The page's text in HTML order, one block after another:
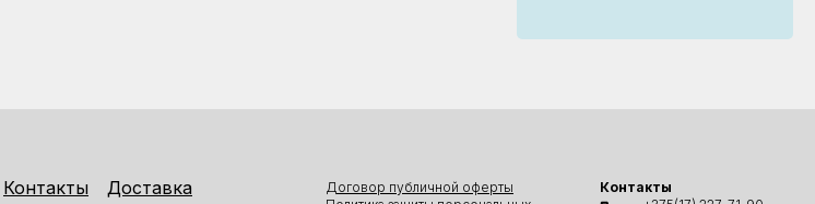
Контакты Доставка
Договор публичной оферты
Контакты